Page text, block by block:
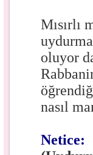
Mısırlı
oluyor
nasıl
Netice: